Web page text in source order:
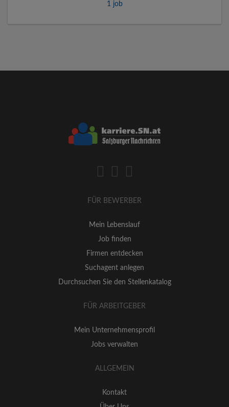
1 job
FÜR BEWERBER
Mein Lebenslauf
Job finden
Firmen entdecken
Suchagent anlegen
Durchsuchen Sie den Stellenkatalog
FÜR ARBEITGEBER
Mein Unternehmensprofil
Jobs verwalten
ALLGEMEIN
Kontakt